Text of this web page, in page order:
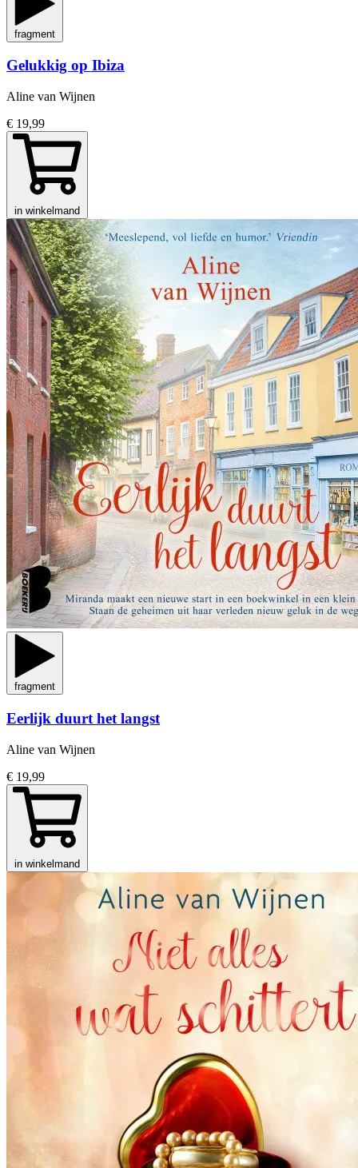
fragment
Gelukkig op Ibiza
Aline van Wijnen
€ 19,99
in winkelmand
fragment
Eerlijk duurt het langst
Aline van Wijnen
€ 19,99
in winkelmand